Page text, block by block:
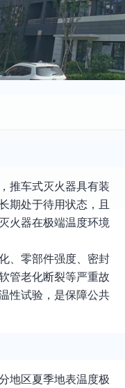
推车式灭火器具有装
期处于待用状态，且
火器在极端温度环境
、零部件强度、密封
管老化断裂等严重故
性试验，是保障公共
地区夏季地表温度极